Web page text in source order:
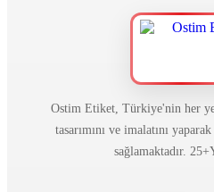
Ostim Etiket, Türkiye'nin her
tasarımını ve imalatını
sağlamaktadır.